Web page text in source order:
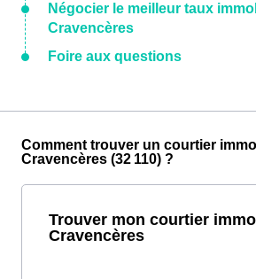
Négocier le meilleur taux
Cravencères
Foire aux questions
Comment trouver un courtier
Cravencères (32 110) ?
Trouver mon courtier
Cravencères